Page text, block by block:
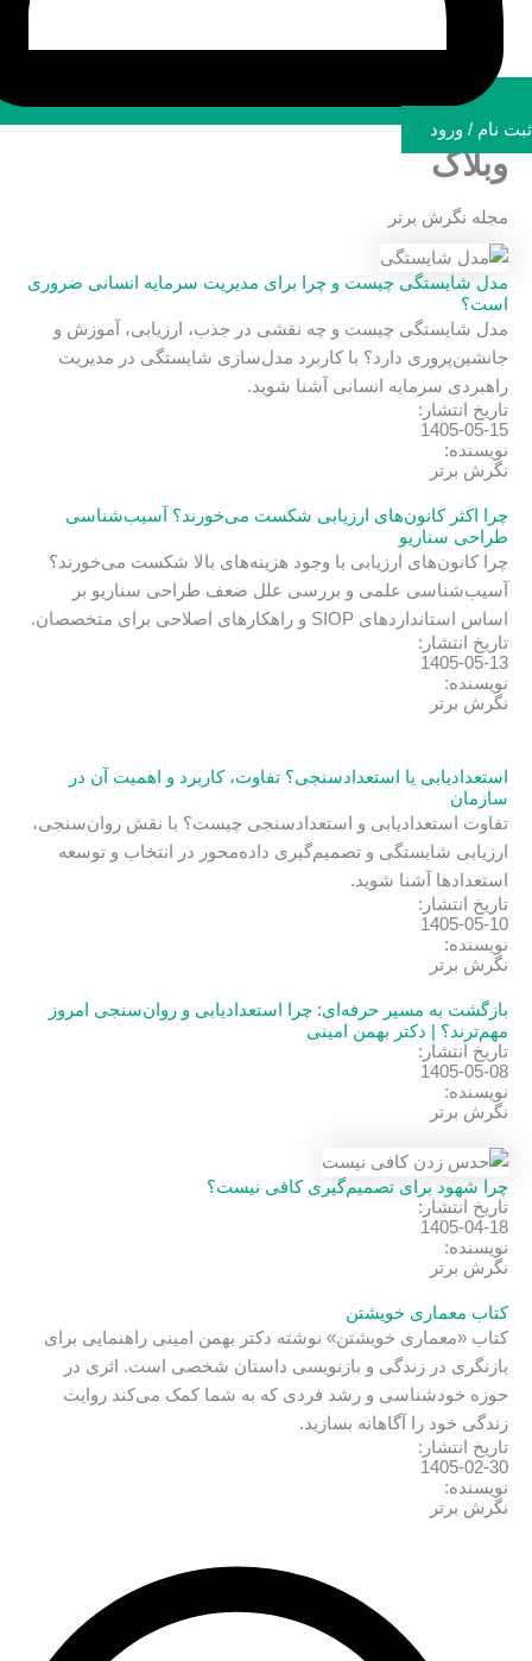
ثبت نام / ورود
وبلاگ
مجله نگرش برتر
مدل شایستگی چیست و چرا برای مدیریت سرمایه انسانی ضروری
است؟
مدل شایستگی چیست و چه نقشی در جذب، ارزیابی، آموزش و
جانشین‌پروری دارد؟ با کاربرد مدل‌سازی شایستگی در مدیریت
راهبردی سرمایه انسانی آشنا شوید.
تاریخ انتشار:
1405-05-15
نویسنده:
نگرش برتر
چرا اکثر کانون‌های ارزیابی شکست می‌خورند؟ آسیب‌شناسی
طراحی سناریو
چرا کانون‌های ارزیابی با وجود هزینه‌های بالا شکست می‌خورند؟
آسیب‌شناسی علمی و بررسی علل ضعف طراحی سناریو بر
اساس استانداردهای SIOP و راهکارهای اصلاحی برای متخصصان.
تاریخ انتشار:
1405-05-13
نویسنده:
نگرش برتر
استعدادیابی یا استعدادسنجی؟ تفاوت، کاربرد و اهمیت آن در
سازمان
تفاوت استعدادیابی و استعدادسنجی چیست؟ با نقش روان‌سنجی،
ارزیابی شایستگی و تصمیم‌گیری داده‌محور در انتخاب و توسعه
استعدادها آشنا شوید.
تاریخ انتشار:
1405-05-10
نویسنده:
نگرش برتر
بازگشت به مسیر حرفه‌ای: چرا استعدادیابی و روان‌سنجی امروز
مهم‌ترند؟ | دکتر بهمن امینی
تاریخ انتشار:
1405-05-08
نویسنده:
نگرش برتر
چرا شهود برای تصمیم‌گیری کافی نیست؟
تاریخ انتشار:
1405-04-18
نویسنده:
نگرش برتر
کتاب معماری خویشتن
کتاب «معماری خویشتن» نوشته دکتر بهمن امینی راهنمایی برای
بازنگری در زندگی و بازنویسی داستان شخصی است. اثری در
حوزه خودشناسی و رشد فردی که به شما کمک می‌کند روایت
زندگی خود را آگاهانه بسازید.
تاریخ انتشار:
1405-02-30
نویسنده:
نگرش برتر